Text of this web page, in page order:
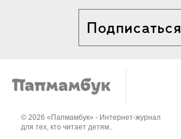
Подписаться
© 2026 «Папмамбук» - Интернет-журнал
для тех, кто читает детям..